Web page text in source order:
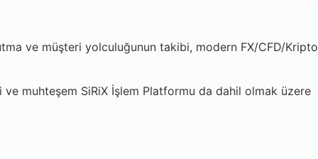
ve müşteri yolculuğunun takibi, modern FX/CFD/Kripto
muhteşem SiRiX İşlem Platformu da dahil olmak üzere